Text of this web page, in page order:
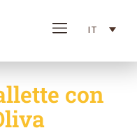
IT
con